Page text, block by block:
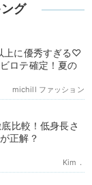
グ
上に優秀すぎる♡
ロテ確定！夏の
michill ファッション
比較！低身長さ
正解？
Kim．